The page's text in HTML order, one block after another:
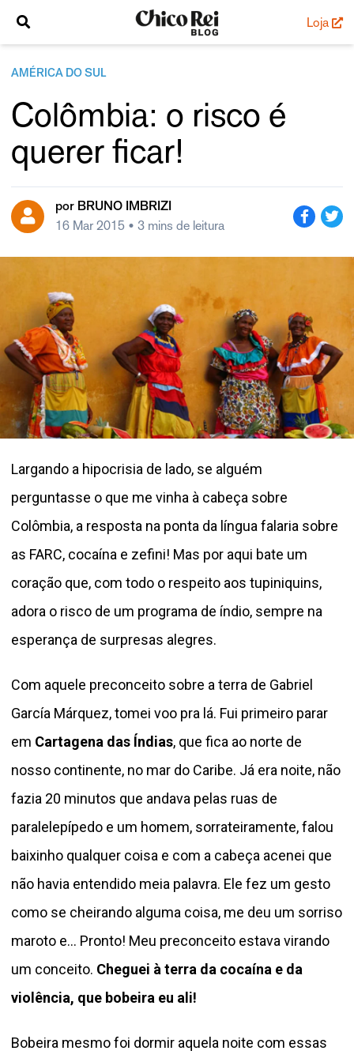
Loja
AMÉRICA DO SUL
Colômbia: o risco é
querer ficar!
por BRUNO IMBRIZI
16 Mar 2015 • 3 mins de leitura
Largando a hipocrisia de lado, se alguém
perguntasse o que me vinha à cabeça sobre
Colômbia, a resposta na ponta da língua falaria sobre
as FARC, cocaína e zefini! Mas por aqui bate um
coração que, com todo o respeito aos tupiniquins,
adora o risco de um programa de índio, sempre na
esperança de surpresas alegres.
Com aquele preconceito sobre a terra de Gabriel
García Márquez, tomei voo pra lá. Fui primeiro parar
em Cartagena das Índias, que fica ao norte de
nosso continente, no mar do Caribe. Já era noite, não
fazia 20 minutos que andava pelas ruas de
paralelepípedo e um homem, sorrateiramente, falou
baixinho qualquer coisa e com a cabeça acenei que
não havia entendido meia palavra. Ele fez um gesto
como se cheirando alguma coisa, me deu um sorriso
maroto e… Pronto! Meu preconceito estava virando
um conceito. Cheguei à terra da cocaína e da
violência, que bobeira eu ali!
Bobeira mesmo foi dormir aquela noite com essas